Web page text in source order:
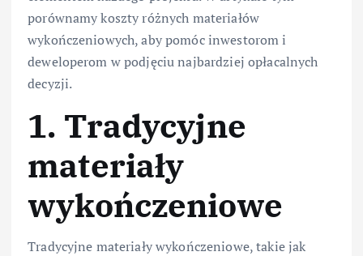
porównamy koszty różnych materiałów
wykończeniowych, aby pomóc inwestorom i
deweloperom w podjęciu najbardziej opłacalnych
decyzji.
1. Tradycyjne
materiały
wykończeniowe
Tradycyjne materiały wykończeniowe, takie jak